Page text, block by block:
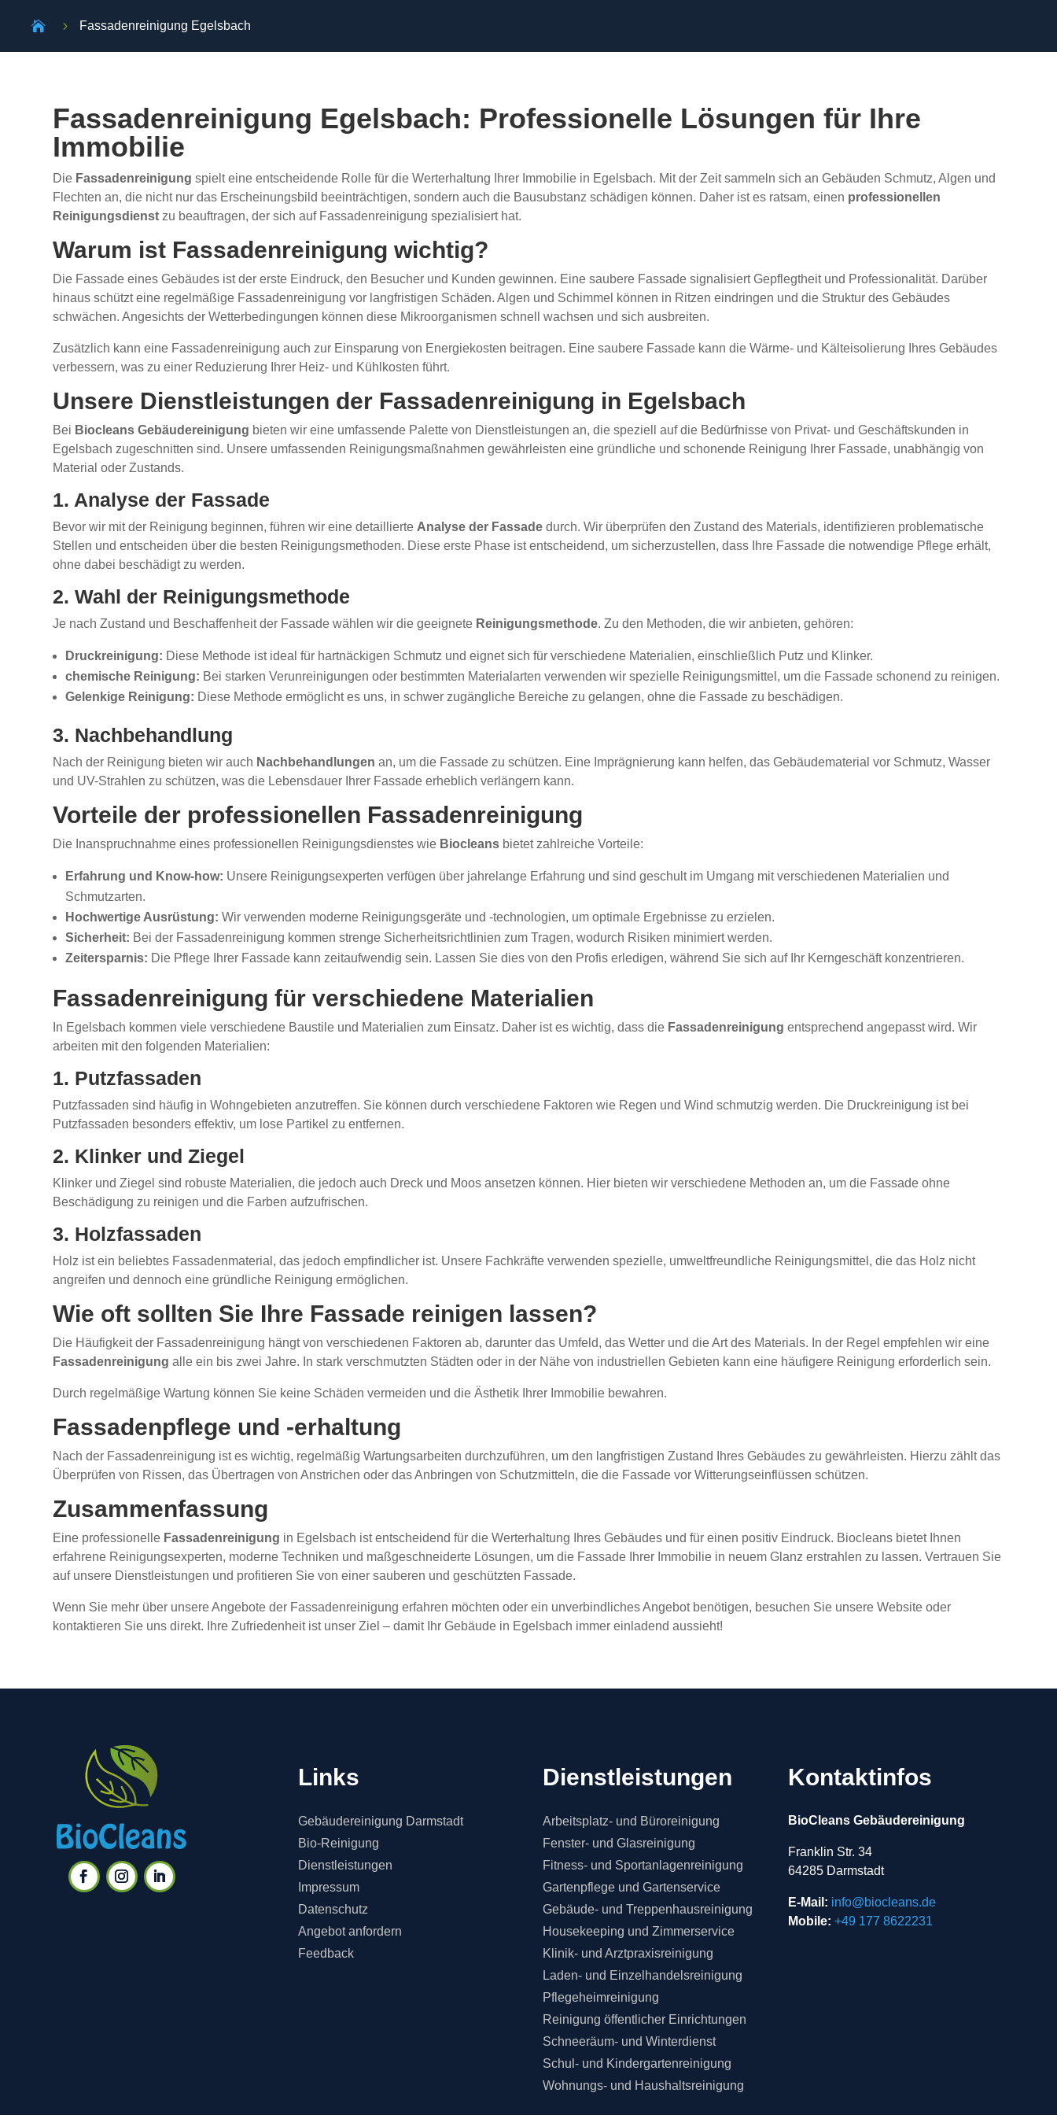
 5 Fassadenreinigung Egelsbach
Fassadenreinigung Egelsbach: Professionelle Lösungen für Ihre
Immobilie
Die Fassadenreinigung spielt eine entscheidende Rolle für die Werterhaltung Ihrer Immobilie in Egelsbach. Mit der Zeit sammeln sich an Gebäuden Schmutz, Algen und
Flechten an, die nicht nur das Erscheinungsbild beeinträchtigen, sondern auch die Bausubstanz schädigen können. Daher ist es ratsam, einen professionellen
Reinigungsdienst zu beauftragen, der sich auf Fassadenreinigung spezialisiert hat.
Warum ist Fassadenreinigung wichtig?
Die Fassade eines Gebäudes ist der erste Eindruck, den Besucher und Kunden gewinnen. Eine saubere Fassade signalisiert Gepflegtheit und Professionalität. Darüber
hinaus schützt eine regelmäßige Fassadenreinigung vor langfristigen Schäden. Algen und Schimmel können in Ritzen eindringen und die Struktur des Gebäudes
schwächen. Angesichts der Wetterbedingungen können diese Mikroorganismen schnell wachsen und sich ausbreiten.
Zusätzlich kann eine Fassadenreinigung auch zur Einsparung von Energiekosten beitragen. Eine saubere Fassade kann die Wärme- und Kälteisolierung Ihres Gebäudes
verbessern, was zu einer Reduzierung Ihrer Heiz- und Kühlkosten führt.
Unsere Dienstleistungen der Fassadenreinigung in Egelsbach
Bei Biocleans Gebäudereinigung bieten wir eine umfassende Palette von Dienstleistungen an, die speziell auf die Bedürfnisse von Privat- und Geschäftskunden in
Egelsbach zugeschnitten sind. Unsere umfassenden Reinigungsmaßnahmen gewährleisten eine gründliche und schonende Reinigung Ihrer Fassade, unabhängig von
Material oder Zustands.
1. Analyse der Fassade
Bevor wir mit der Reinigung beginnen, führen wir eine detaillierte Analyse der Fassade durch. Wir überprüfen den Zustand des Materials, identifizieren problematische
Stellen und entscheiden über die besten Reinigungsmethoden. Diese erste Phase ist entscheidend, um sicherzustellen, dass Ihre Fassade die notwendige Pflege erhält,
ohne dabei beschädigt zu werden.
2. Wahl der Reinigungsmethode
Je nach Zustand und Beschaffenheit der Fassade wählen wir die geeignete Reinigungsmethode. Zu den Methoden, die wir anbieten, gehören:
Druckreinigung: Diese Methode ist ideal für hartnäckigen Schmutz und eignet sich für verschiedene Materialien, einschließlich Putz und Klinker.
chemische Reinigung: Bei starken Verunreinigungen oder bestimmten Materialarten verwenden wir spezielle Reinigungsmittel, um die Fassade schonend zu reinigen.
Gelenkige Reinigung: Diese Methode ermöglicht es uns, in schwer zugängliche Bereiche zu gelangen, ohne die Fassade zu beschädigen.
3. Nachbehandlung
Nach der Reinigung bieten wir auch Nachbehandlungen an, um die Fassade zu schützen. Eine Imprägnierung kann helfen, das Gebäudematerial vor Schmutz, Wasser
und UV-Strahlen zu schützen, was die Lebensdauer Ihrer Fassade erheblich verlängern kann.
Vorteile der professionellen Fassadenreinigung
Die Inanspruchnahme eines professionellen Reinigungsdienstes wie Biocleans bietet zahlreiche Vorteile:
Erfahrung und Know-how: Unsere Reinigungsexperten verfügen über jahrelange Erfahrung und sind geschult im Umgang mit verschiedenen Materialien und
Schmutzarten.
Hochwertige Ausrüstung: Wir verwenden moderne Reinigungsgeräte und -technologien, um optimale Ergebnisse zu erzielen.
Sicherheit: Bei der Fassadenreinigung kommen strenge Sicherheitsrichtlinien zum Tragen, wodurch Risiken minimiert werden.
Zeitersparnis: Die Pflege Ihrer Fassade kann zeitaufwendig sein. Lassen Sie dies von den Profis erledigen, während Sie sich auf Ihr Kerngeschäft konzentrieren.
Fassadenreinigung für verschiedene Materialien
In Egelsbach kommen viele verschiedene Baustile und Materialien zum Einsatz. Daher ist es wichtig, dass die Fassadenreinigung entsprechend angepasst wird. Wir
arbeiten mit den folgenden Materialien:
1. Putzfassaden
Putzfassaden sind häufig in Wohngebieten anzutreffen. Sie können durch verschiedene Faktoren wie Regen und Wind schmutzig werden. Die Druckreinigung ist bei
Putzfassaden besonders effektiv, um lose Partikel zu entfernen.
2. Klinker und Ziegel
Klinker und Ziegel sind robuste Materialien, die jedoch auch Dreck und Moos ansetzen können. Hier bieten wir verschiedene Methoden an, um die Fassade ohne
Beschädigung zu reinigen und die Farben aufzufrischen.
3. Holzfassaden
Holz ist ein beliebtes Fassadenmaterial, das jedoch empfindlicher ist. Unsere Fachkräfte verwenden spezielle, umweltfreundliche Reinigungsmittel, die das Holz nicht
angreifen und dennoch eine gründliche Reinigung ermöglichen.
Wie oft sollten Sie Ihre Fassade reinigen lassen?
Die Häufigkeit der Fassadenreinigung hängt von verschiedenen Faktoren ab, darunter das Umfeld, das Wetter und die Art des Materials. In der Regel empfehlen wir eine
Fassadenreinigung alle ein bis zwei Jahre. In stark verschmutzten Städten oder in der Nähe von industriellen Gebieten kann eine häufigere Reinigung erforderlich sein.
Durch regelmäßige Wartung können Sie keine Schäden vermeiden und die Ästhetik Ihrer Immobilie bewahren.
Fassadenpflege und -erhaltung
Nach der Fassadenreinigung ist es wichtig, regelmäßig Wartungsarbeiten durchzuführen, um den langfristigen Zustand Ihres Gebäudes zu gewährleisten. Hierzu zählt das
Überprüfen von Rissen, das Übertragen von Anstrichen oder das Anbringen von Schutzmitteln, die die Fassade vor Witterungseinflüssen schützen.
Zusammenfassung
Eine professionelle Fassadenreinigung in Egelsbach ist entscheidend für die Werterhaltung Ihres Gebäudes und für einen positiv Eindruck. Biocleans bietet Ihnen
erfahrene Reinigungsexperten, moderne Techniken und maßgeschneiderte Lösungen, um die Fassade Ihrer Immobilie in neuem Glanz erstrahlen zu lassen. Vertrauen Sie
auf unsere Dienstleistungen und profitieren Sie von einer sauberen und geschützten Fassade.
Wenn Sie mehr über unsere Angebote der Fassadenreinigung erfahren möchten oder ein unverbindliches Angebot benötigen, besuchen Sie unsere Website oder
kontaktieren Sie uns direkt. Ihre Zufriedenheit ist unser Ziel – damit Ihr Gebäude in Egelsbach immer einladend aussieht!
Links
Gebäudereinigung Darmstadt
Bio-Reinigung
Dienstleistungen
Impressum
Datenschutz
Angebot anfordern
Feedback
Dienstleistungen
Arbeitsplatz- und Büroreinigung
Fenster- und Glasreinigung
Fitness- und Sportanlagenreinigung
Gartenpflege und Gartenservice
Gebäude- und Treppenhausreinigung
Housekeeping und Zimmerservice
Klinik- und Arztpraxisreinigung
Laden- und Einzelhandelsreinigung
Pflegeheimreinigung
Reinigung öffentlicher Einrichtungen
Schneeräum- und Winterdienst
Schul- und Kindergartenreinigung
Wohnungs- und Haushaltsreinigung
Kontaktinfos
BioCleans Gebäudereinigung
Franklin Str. 34
64285 Darmstadt
E-Mail: info@biocleans.de
Mobile: +49 177 8622231